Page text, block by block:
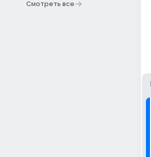
Смотреть все